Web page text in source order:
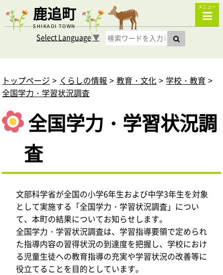
鹿追町
SHIKAOI TOWN
メニュー
Select Language▼
トップページ くらしの情報 教育・文化
学校・教育
全国学力・学習状況調査
全国学力・学習状況調
査
文部科学省が全国の小学6年生および中学3年生を対象
として実施する「全国学力・学習状況調査」につい
て、本町の結果についてお知らせします。
全国学力・学習状況調査は、学習指導要領で定められ
た指導内容の習得状況の到達度を把握し、学校におけ
る児童生徒への教育指導の充実や学習状況の改善等に
役立てることを目的としています。